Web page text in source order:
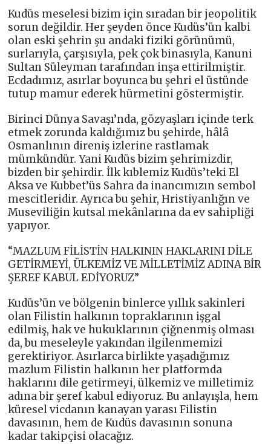
Kudüs meselesi bizim için sıradan bir jeopolitik
sorun değildir. Her şeyden önce Kudüs’ün kalbi
olan eski şehrin şu andaki fiziki görünümü,
surlarıyla, çarşısıyla, pek çok binasıyla, Kanuni
Sultan Süleyman tarafından inşa ettirilmiştir.
Ecdadımız, asırlar boyunca bu şehri el üstünde
tutup mamur ederek hürmetini göstermiştir.
Birinci Dünya Savaşı’nda, gözyaşları içinde terk
etmek zorunda kaldığımız bu şehirde, hâlâ
Osmanlının direniş izlerine rastlamak
mümkündür. Yani Kudüs bizim şehrimizdir,
bizden bir şehirdir. İlk kıblemiz Kudüs’teki El
Aksa ve Kubbet’üs Sahra da inancımızın sembol
mescitleridir. Ayrıca bu şehir, Hristiyanlığın ve
Museviliğin kutsal mekânlarına da ev sahipliği
yapıyor.
“MAZLUM FİLİSTİN HALKININ HAKLARINI DİLE
GETİRMEYİ, ÜLKEMİZ VE MİLLETİMİZ ADINA BİR
ŞEREF KABUL EDİYORUZ”
Kudüs’ün ve bölgenin binlerce yıllık sakinleri
olan Filistin halkının topraklarının işgal
edilmiş, hak ve hukuklarının çiğnenmiş olması
da, bu meseleyle yakından ilgilenmemizi
gerektiriyor. Asırlarca birlikte yaşadığımız
mazlum Filistin halkının her platformda
haklarını dile getirmeyi, ülkemiz ve milletimiz
adına bir şeref kabul ediyoruz. Bu anlayışla, hem
küresel vicdanın kanayan yarası Filistin
davasının, hem de Kudüs davasının sonuna
kadar takipçisi olacağız.